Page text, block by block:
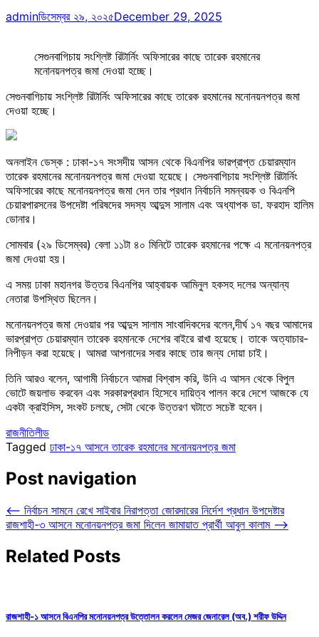
adminডিসেম্বর ২৯, ২০২৫December 29, 2025
সেগুনবাগিচায় সংশ্লিষ্ট রিটার্নিং অফিসারের কাছে তারেক রহমানের
মনোনয়নপত্র জমা দেওয়া হচ্ছে।
সেগুনবাগিচায় সংশ্লিষ্ট রিটার্নিং অফিসারের কাছে তারেক রহমানের মনোনয়নপত্র জমা
দেওয়া হচ্ছে।
অনলাইন ডেস্ক : ঢাকা-১৭ সংসদীয় আসন থেকে বিএনপির ভারপ্রাপ্ত চেয়ারম্যান
তারেক রহমানের মনোনয়নপত্র জমা দেওয়া হয়েছে। সেগুনবাগিচায় সংশ্লিষ্ট রিটার্নিং
অফিসারের কাছে মনোনয়নপত্র জমা দেন তার প্রধান নির্বাচনি সমন্বয়ক ও বিএনপি
চেয়ারপারসনের উপদেষ্টা পরিষদের সদস্য আব্দুস সালাম এবং অধ্যাপক ডা. ফরহাদ হালিম
ডোনার।
সোমবার (২৯ ডিসেম্বর) বেলা ১১টা ৪০ মিনিটে তারেক রহমানের পক্ষে এ মনোনয়নপত্র
জমা দেওয়া হয়।
এ সময় ঢাকা মহানগর উত্তর বিএনপির আহ্বায়ক আমিনুল হকসহ দলের অন্যান্য
নেতারা উপস্থিত ছিলেন।
মনোনয়নপত্র জমা দেওয়ার পর আব্দুস সালাম সাংবাদিকদের বলেন,দীর্ঘ ১৭ বছর আমাদের
ভারপ্রাপ্ত চেয়ারম্যান তারেক রহমানকে দেশের বাইরে রাখা হয়েছে। তাকে অত্যাচার-
নিপীড়ন করা হয়েছে। আমরা আপনাদের সবার কাছে তার জন্য দোয়া চাই।
তিনি আরও বলেন, আগামী নির্বাচনে আমরা বিশ্বাস করি, উনি এ আসন থেকে বিপুল
ভোটে জয়লাভ করবেন এবং সরকারপ্রধান হিসেবে দায়িত্ব পালন করে দেশে আজকে যে
একটা ক্রাইসিস, সংকট চলছে, সেটা থেকে উত্তরণ ঘটাতে সচেষ্ট হবেন।
রাজনীতিলীড
Tagged ঢাকা-১৭ আসনে তারেক রহমানের মনোনয়নপত্র জমা
Post navigation
⟵ নির্বাচন সামনে রেখে সাইবার নিরাপত্তা জোরদারের নির্দেশ প্রধান উপদেষ্টার
রাজশাহী-৩ আসনে মনোনয়নপত্র জমা দিলেন জামায়াত প্রার্থী আবুল কালাম ⟶
Related Posts
রাজশাহী-১ আসনে বিএনপির মনোনয়নপত্র উত্তোলন করলেন মেজর জেনারেল (অব.) শরীফ উদ্দিন